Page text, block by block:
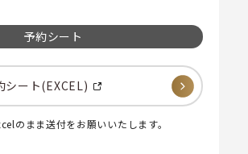
予約シート
シート(EXCEL)
のまま送付をお願いいたします。